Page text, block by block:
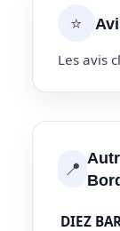
⭐
Les avis
📍
DIEZ